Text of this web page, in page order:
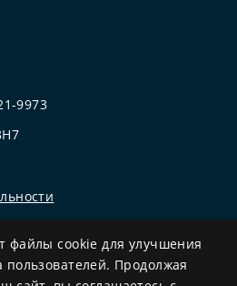
9973
ЭКСПЕРТ №❶
файлы cookie для улучшения
пользователей. Продолжая